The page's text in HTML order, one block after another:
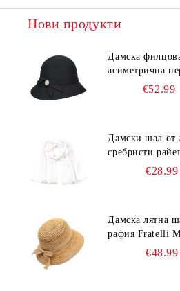
Нови продукти
Дамска
асиметрична
CF0376 | Черен
€52.99
Дамски шал от
сребристи
€28.99
Дамска лятна
рафия Fratelli
€48.99